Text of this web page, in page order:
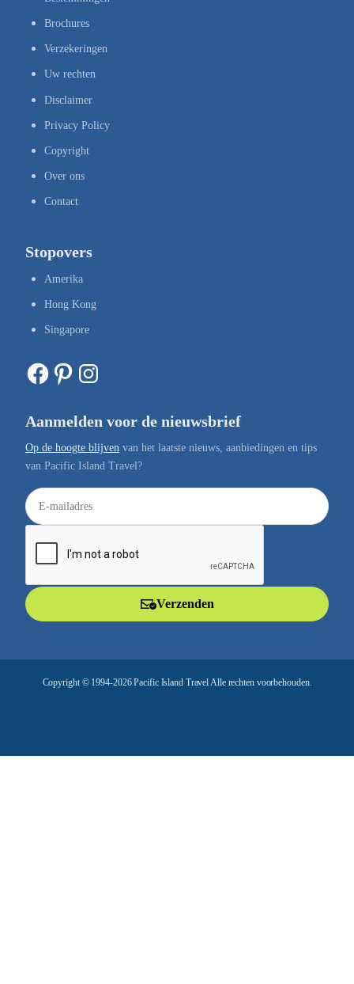
Brochures
Verzekeringen
Uw rechten
Disclaimer
Privacy Policy
Copyright
Over ons
Contact
Stopovers
Amerika
Hong Kong
Singapore
Facebook Pinterest Instagram
Aanmelden voor de nieuwsbrief
Op de hoogte blijven van het laatste nieuws, aanbiedingen en tips
van Pacific Island Travel?
E
-
a
Verzenden
Copyright © 1994-2026 Pacific Island Travel Alle rechten voorbehouden.